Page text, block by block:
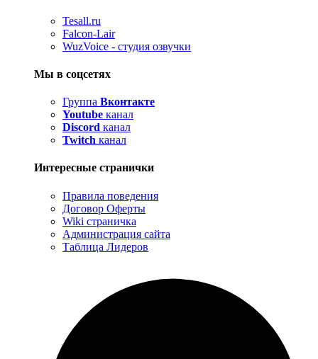
Tesall.ru
Falcon-Lair
WuzVoice - студия озвучки
Мы в соцсетях
Группа Вконтакте
Youtube канал
Discord канал
Twitch канал
Интересные странички
Правила поведения
Договор Оферты
Wiki страничка
Администрация сайта
Таблица Лидеров